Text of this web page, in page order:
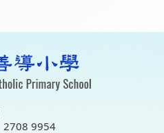
2708 9954